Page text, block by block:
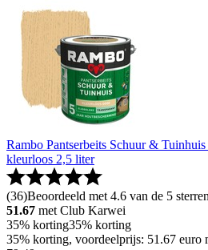
Rambo Pantserbeits Schuur &
kleurloos 2,5 liter
(36)Beoordeeld met 4.6 van de 5
51.67 met Club Karwei
35% korting35% korting
35% korting, voordeelprijs: 51.67 euro